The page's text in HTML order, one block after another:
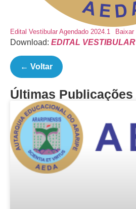
Edital Vestibular Agendado 2024.1 Baixar
Download: EDITAL VESTIBULAR
← Voltar
Últimas Publicações